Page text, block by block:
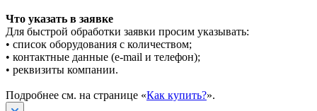
Что указать в заявке
Для быстрой обработки заявки просим указывать:
• список оборудования с количеством;
• контактные данные (e-mail и телефон);
• реквизиты компании.
Подробнее см. на странице «Как купить?».